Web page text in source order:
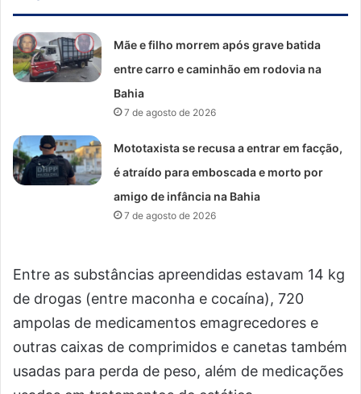
Mãe e filho morrem após grave batida
entre carro e caminhão em rodovia na
Bahia
7 de agosto de 2026
Mototaxista se recusa a entrar em facção,
é atraído para emboscada e morto por
amigo de infância na Bahia
7 de agosto de 2026
Entre as substâncias apreendidas estavam 14 kg
de drogas (entre maconha e cocaína), 720
ampolas de medicamentos emagrecedores e
outras caixas de comprimidos e canetas também
usadas para perda de peso, além de medicações